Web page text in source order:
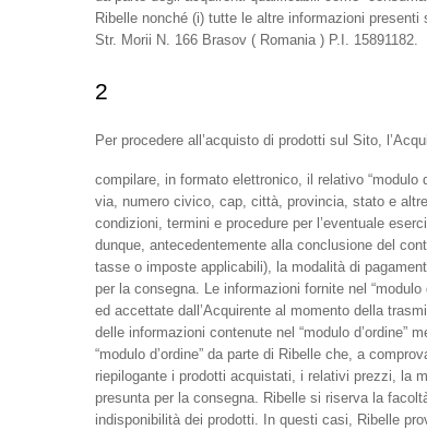
Ribelle nonché (i) tutte le altre informazioni
Str. Morii N. 166 Brasov ( Romania ) P.I. 15891182.
2
Per procedere all’acquisto di prodotti sul Sito,
compilare, in formato elettronico, il relativo “modulo
via, numero civico, cap, città, provincia, stato e
condizioni, termini e procedure per l’eventuale
dunque, antecedentemente alla conclusione del
tasse o imposte applicabili), la modalità di
per la consegna. Le informazioni fornite nel
ed accettate dall’Acquirente al momento della
delle informazioni contenute nel “modulo d’ordine”
“modulo d’ordine” da parte di Ribelle che, a
riepilogante i prodotti acquistati, i relativi prezzi, la
presunta per la consegna. Ribelle si riserva la
indisponibilità dei prodotti. In questi casi, Ribelle